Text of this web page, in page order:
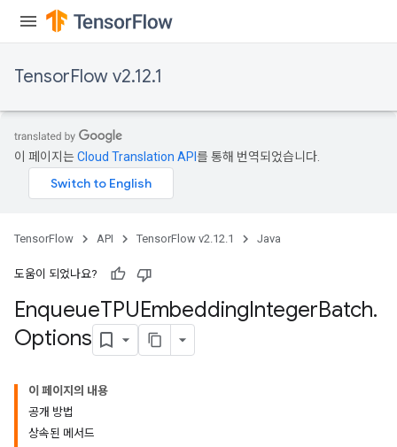
TensorFlow v2.12.1
이 페이지는Cloud Translation API 를 통해 번역되었습니다.
TensorFlow API TensorFlow v2.12.1 Java
도움이 되었나요?
EnqueueTPUEmbeddingIntegerBatch.
Options
이 페이지의 내용
공개 방법
상속된 메서드